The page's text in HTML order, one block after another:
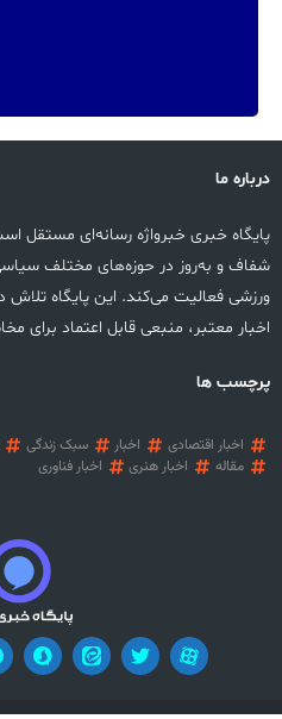
درباره ما
پایگاه خبری خبرواژه رسانه‌ای مستقل
شفاف و به‌روز در حوزه‌های مختلف
ورزشی فعالیت می‌کند. این پایگاه تلاش
اخبار معتبر، منبعی قابل اعتماد برای
پرچسب ها
اخبار اقتصادی اخبار سبک زندگی
مقاله
اخبار هنری اخبار فناوری